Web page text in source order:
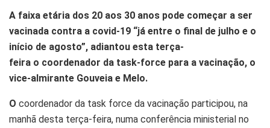
A faixa etária dos 20 aos 30 anos pode começar a ser
vacinada contra a covid-19 “já entre o final de julho e o
início de agosto”, adiantou esta terça-
feira o coordenador da task-force para a vacinação, o
vice-almirante Gouveia e Melo.
O coordenador da task force da vacinação participou, na
manhã desta terça-feira, numa conferência ministerial no